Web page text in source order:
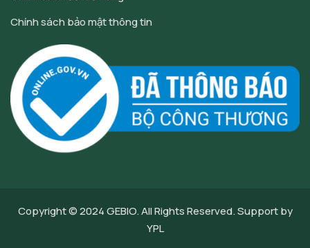
Chính sách bảo mật thông tin
Copyright © 2024GEBIO. All Rights Reserved. Support by
YPL